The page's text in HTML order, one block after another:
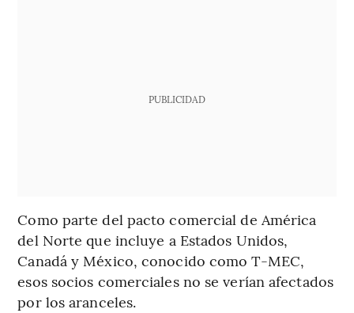
PUBLICIDAD
Como parte del pacto comercial de América
del Norte que incluye a Estados Unidos,
Canadá y México, conocido como T-MEC,
esos socios comerciales no se verían afectados
por los aranceles.